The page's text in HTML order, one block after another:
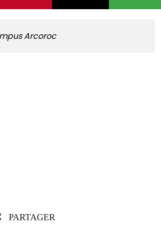
Arcoroc
PARTAGER